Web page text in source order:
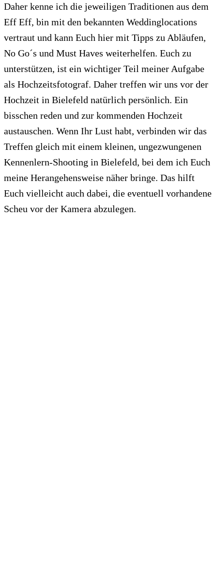
Daher kenne ich die jeweiligen Traditionen aus dem
Eff Eff, bin mit den bekannten Weddinglocations
vertraut und kann Euch hier mit Tipps zu Abläufen,
No Go´s und Must Haves weiterhelfen. Euch zu
unterstützen, ist ein wichtiger Teil meiner Aufgabe
als Hochzeitsfotograf. Daher treffen wir uns vor der
Hochzeit in Bielefeld natürlich persönlich. Ein
bisschen reden und zur kommenden Hochzeit
austauschen. Wenn Ihr Lust habt, verbinden wir das
Treffen gleich mit einem kleinen, ungezwungenen
Kennenlern-Shooting in Bielefeld, bei dem ich Euch
meine Herangehensweise näher bringe. Das hilft
Euch vielleicht auch dabei, die eventuell vorhandene
Scheu vor der Kamera abzulegen.